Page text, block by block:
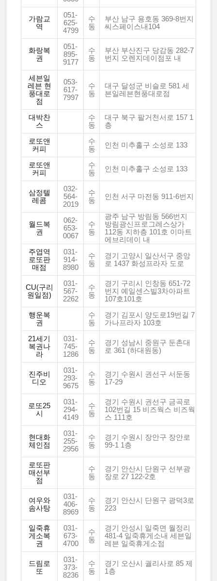
가람교
역
051-
625-
4799
수
동
부산 남구 용호동 369-8번지
씨스페이스내104
화랑복
권
051-
895-
9177
수
동
부산 부산진구 당감동 282-7
번지 오렌지데이점포 내
세븐일
레븐 현
풍대로
점
053-
617-
7997
수
동
대구 달성군 비슬로 581 세
븐일레븐현풍대로점
대박찬
스
수
동
대구 북구 팔거천서로 157 1
층
로또앤
커피
수
동
인천 미추홀구 소성로 133
로또앤
커피
수
동
인천 미추홀구 소성로 133
삼정텔
레콤
032-
564-
2019
수
동
인천 서구 마전동 911-6번지
월드복
권
062-
653-
0067
수
동
광주 남구 방림동 566번지
방림광신프로그레스상가
112동 지하층 101호 이마트
에브리데이 내
주엽역
로또판
매점
031-
914-
8980
수
동
경기 고양시 일산서구 중앙
로 1437 화성프라자 도로
CU(구리
원일점)
031-
567-
2262
수
동
경기 구리시 인창동 651-72
번지 예일센스빌3차아파트
107호101호
행운복
권
수
동
경기 김포시 양도로19번길 7
가나프라자 103호
21세기
복권나
라
031-
745-
1286
수
동
경기 성남시 중원구 둔촌대
로 361 (하대원동)
진주비
디오
031-
293-
9675
수
동
경기 수원시 권선구 서둔동
17-29
로또25
시
031-
294-
4149
수
동
경기 수원시 권선구 금곡로
102번길 15 비즈웍스 비즈웍
스 111호
현대화
체인점
031-
255-
2956
수
동
경기 수원시 장안구 장안로
99-1 1층
로또판
매선부
점
수
동
경기 안산시 단원구 선부광
장로 27 122-2호
여우와
솜사탕
031-
406-
8969
수
동
경기 안산시 단원구 광덕3로
223
일죽휴
게소복
권
031-
673-
4700
수
동
경기 안성시 일죽면 월정리
481-4 일죽휴게소내 세븐일
레븐 일죽휴게소점
드림로
또
031-
373-
8236
수
동
경기 오산시 궐리사로 85 제
1층